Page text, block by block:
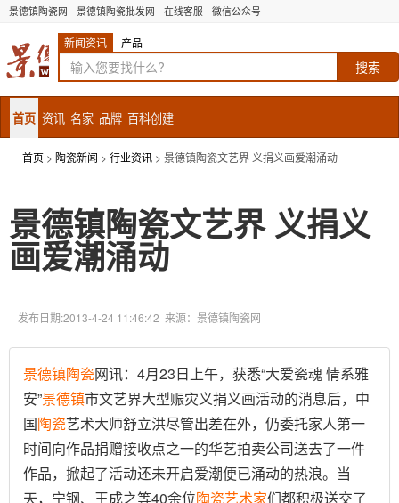
景德镇陶瓷网 景德镇陶瓷批发网 在线客服 微信公众号
新闻资讯 产品
首页 资讯 名家 品牌 百科创建
首页 > 陶瓷新闻 > 行业资讯 > 景德镇陶瓷文艺界 义捐义画爱潮涌动
景德镇陶瓷文艺界 义捐义
画爱潮涌动
发布日期:2013-4-24 11:46:42 来源：景德镇陶瓷网
景德镇陶瓷网讯：4月23日上午，获悉“大爱瓷魂 情系雅
安”景德镇市文艺界大型赈灾义捐义画活动的消息后，中
国陶瓷艺术大师舒立洪尽管出差在外，仍委托家人第一
时间向作品捐赠接收点之一的华艺拍卖公司送去了一件
作品，掀起了活动还未开启爱潮便已涌动的热浪。当
天，宁钢、王成之等40余位陶瓷艺术家们都积极送交了